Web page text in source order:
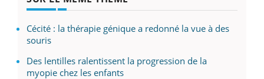
Cécité : la thérapie génique a redonné la vue à des
souris
Des lentilles ralentissent la progression de la
myopie chez les enfants